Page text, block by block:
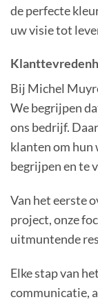
de perfecte
uw visie tot
Bij Michel
We begrijpen
ons bedrijf.
klanten om hun
begrijpen en te
Van het eerste
project, onze
uitmuntende
Elke stap van
communicatie,